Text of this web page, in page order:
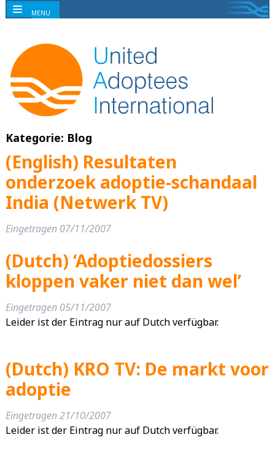
Kategorie: Blog
(English) Resultaten
onderzoek adoptie-schandaal
India (Netwerk TV)
Eingetragen 07/11/2007
(Dutch) ‘Adoptiedossiers
kloppen vaker niet dan wel’
Eingetragen 05/11/2007
Leider ist der Eintrag nur auf Dutch verfügbar.
(Dutch) KRO TV: De markt voor
adoptie
Eingetragen21/10/2007
Leider ist der Eintrag nur auf Dutch verfügbar.
MENU